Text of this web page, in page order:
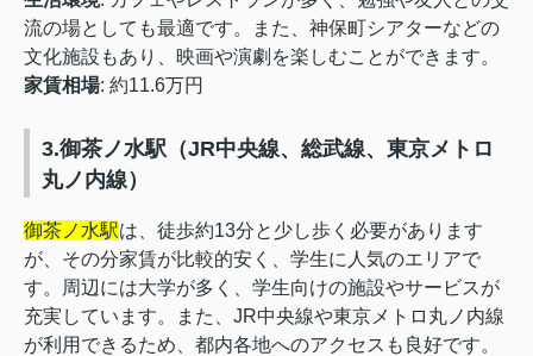
流の場としても最適です。また、神保町シアターなどの
文化施設もあり、映画や演劇を楽しむことができます。
家賃相場: 約11.6万円
3.御茶ノ水駅（JR中央線、総武線、東京メトロ
丸ノ内線）
御茶ノ水駅は、徒歩約13分と少し歩く必要があります
が、その分家賃が比較的安く、学生に人気のエリアで
す。周辺には大学が多く、学生向けの施設やサービスが
充実しています。また、JR中央線や東京メトロ丸ノ内線
が利用できるため、都内各地へのアクセスも良好です。